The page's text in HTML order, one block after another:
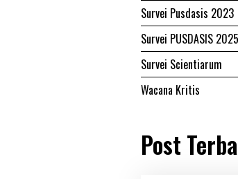
Survei Pusdasis 2023
Survei PUSDASIS 2025
Survei Scientiarum
Wacana Kritis
Post